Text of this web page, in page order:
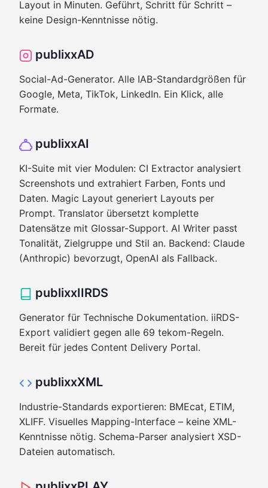
Layout in Minuten. Geführt, Schritt für Schritt –
keine Design-Kenntnisse nötig.
publixxAD
Social-Ad-Generator. Alle IAB-Standardgrößen für
Google, Meta, TikTok, LinkedIn. Ein Klick, alle
Formate.
publixxAI
KI-Suite mit vier Modulen: CI Extractor analysiert
Screenshots und extrahiert Farben, Fonts und
Daten. Magic Layout generiert Layouts per
Prompt. Translator übersetzt komplette
Datensätze mit Glossar-Support. AI Writer passt
Tonalität, Zielgruppe und Stil an. Backend: Claude
(Anthropic) bevorzugt, OpenAI als Fallback.
publixxIIRDS
Generator für Technische Dokumentation. iiRDS-
Export validiert gegen alle 69 tekom-Regeln.
Bereit für jedes Content Delivery Portal.
publixxXML
Industrie-Standards exportieren: BMEcat, ETIM,
XLIFF. Visuelles Mapping-Interface – keine XML-
Kenntnisse nötig. Schema-Parser analysiert XSD-
Dateien automatisch.